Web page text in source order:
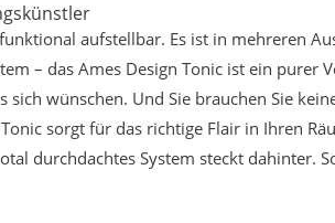
aufstellbar. Es ist in mehreren
– das Ames Design Tonic ist ein purer
wünschen. Und Sie brauchen Sie
sorgt für das richtige Flair in Ihren
durchdachtes System steckt dahinter.